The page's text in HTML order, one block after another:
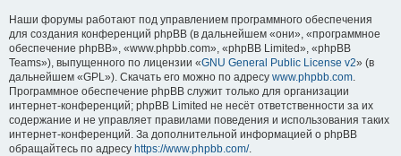
Наши форумы работают под управлением программного обеспечения
для создания конференций phpBB (в дальнейшем «они», «программное
обеспечение phpBB», «www.phpbb.com», «phpBB Limited», «phpBB
Teams»), выпущенного по лицензии «GNU General Public License v2» (в
дальнейшем «GPL»). Скачать его можно по адресу www.phpbb.com.
Программное обеспечение phpBB служит только для организации
интернет-конференций; phpBB Limited не несёт ответственности за их
содержание и не управляет правилами поведения и использования таких
интернет-конференций. За дополнительной информацией о phpBB
обращайтесь по адресу https://www.phpbb.com/.